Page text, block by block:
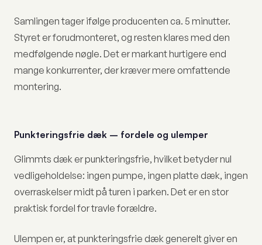
Samlingen tager ifølge producenten ca. 5 minutter.
Styret er forudmonteret, og resten klares med den
medfølgende nøgle. Det er markant hurtigere end
mange konkurrenter, der kræver mere omfattende
montering.
Punkteringsfrie dæk – fordele og ulemper
Glimmts dæk er punkteringsfrie, hvilket betyder nul
vedligeholdelse: ingen pumpe, ingen platte dæk, ingen
overraskelser midt på turen i parken. Det er en stor
praktisk fordel for travle forældre.
Ulempen er, at punkteringsfrie dæk generelt giver en